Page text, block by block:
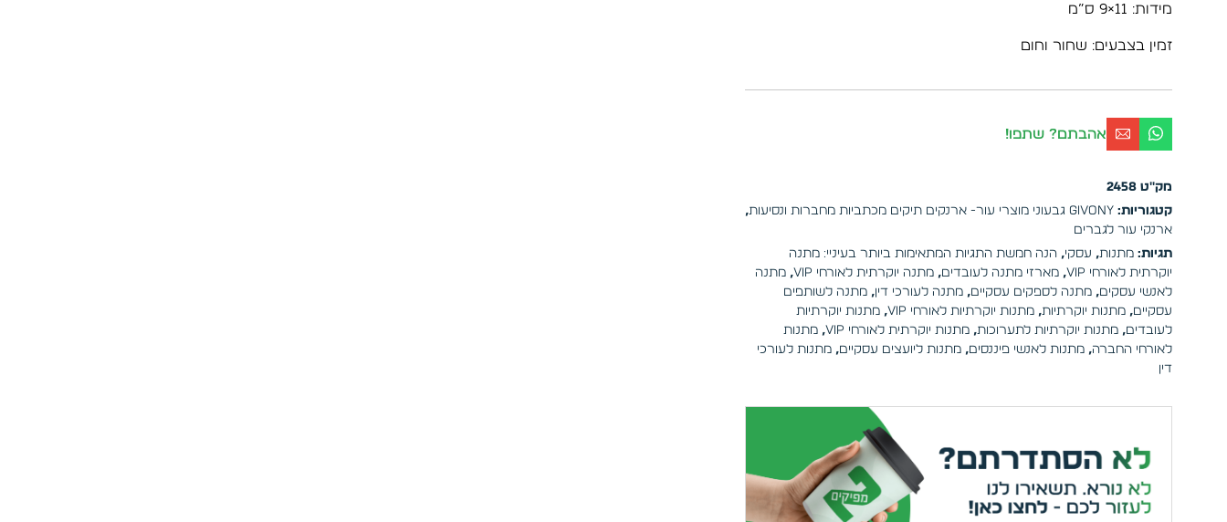
מידות: 11×9 ס”מ
זמין בצבעים: שחור וחום
אהבתם? שתפו!
מק"ט2458
קטגוריות: Givony גבעוני מוצרי עור- ארנקים תיקים מכתביות מחברות ונסיעות
,
ארנקי עור לגברים
תגיות: מתנות, עסקי,הנה חמשת התגיות המתאימות ביותר בעיניי: מתנה
יוקרתית לאורחי VIP
,מארזי מתנה לעובדים,מתנה יוקרתית לאורחי VIP ,מתנה
לאנשי עסקים,מתנה לספקים עסקיים,מתנה לעורכי דין,מתנה לשותפים
עסקיים,מתנות יוקרתיות,מתנות יוקרתיות לאורחי VIP ,מתנות יוקרתיות
לעובדים,מתנות יוקרתיות לתערוכות,מתנות יוקרתית לאורחי VIP ,מתנות
לאורחי החברה,מתנות לאנשי פיננסים,מתנות ליועצים עסקיים,מתנות לעורכי
דין